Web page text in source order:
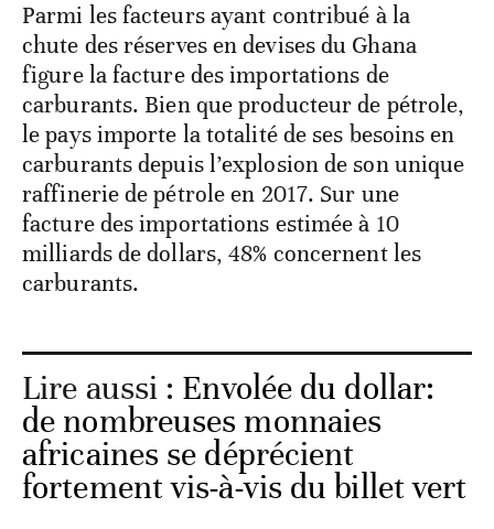
Parmi les facteurs ayant contribué à la
chute des réserves en devises du Ghana
figure la facture des importations de
carburants. Bien que producteur de pétrole,
le pays importe la totalité de ses besoins en
carburants depuis l’explosion de son unique
raffinerie de pétrole en 2017. Sur une
facture des importations estimée à 10
milliards de dollars, 48% concernent les
carburants.
Lire aussi : Envolée du dollar:
de nombreuses monnaies
africaines se déprécient
fortement vis-à-vis du billet vert